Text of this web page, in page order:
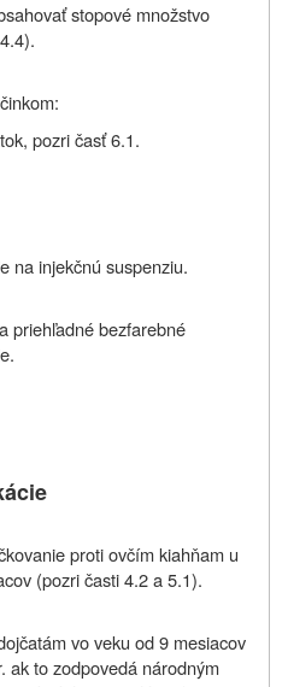
stopové množstvo
pozri časť 6.1.
na injekčnú suspenziu.
priehľadné bezfarebné
proti ovčím kiahňam u
(pozri časti 4.2 a 5.1).
vo veku od 9 mesiacov
ak to zodpovedá národným